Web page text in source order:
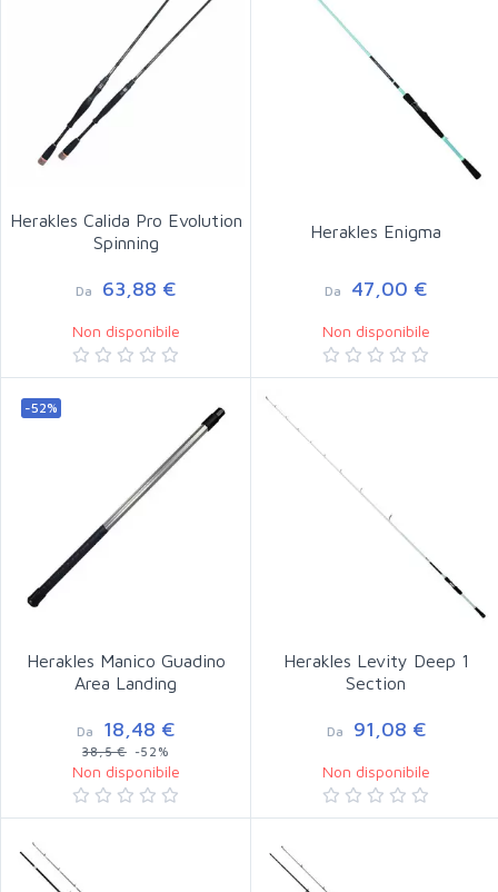
Herakles Calida Pro Evolution
Spinning
Da 63,88 €
Non disponibile
Herakles Enigma
Da 47,00 €
Non disponibile
-52%
Herakles Manico Guadino
Area Landing
Da 18,48 €
38,5 €-52%
Non disponibile
Herakles Levity Deep 1
Section
Da 91,08 €
Non disponibile